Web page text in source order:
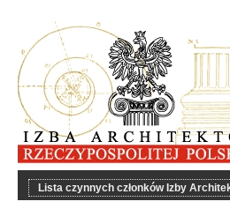
Lista czynnych członków Izby